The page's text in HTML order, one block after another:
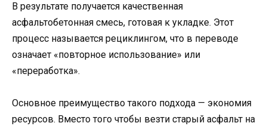
В результате получается качественная
асфальтобетонная смесь, готовая к укладке. Этот
процесс называется рециклингом, что в переводе
означает «повторное использование» или
«переработка».
Основное преимущество такого подхода — экономия
ресурсов. Вместо того чтобы везти старый асфальт на